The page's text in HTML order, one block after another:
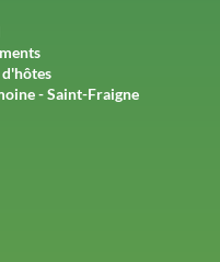
- Saint-Fraigne